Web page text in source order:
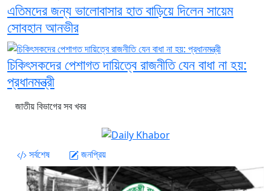
এতিমদের জন্য ভালোবাসার হাত বাড়িয়ে দিলেন সায়েম
সোবহান আনভীর
চিকিৎসকদের পেশাগত দায়িত্বে রাজনীতি যেন বাধা না হয়:
প্রধানমন্ত্রী
জাতীয় বিভাগের সব খবর
সর্বশেষ জনপ্রিয়